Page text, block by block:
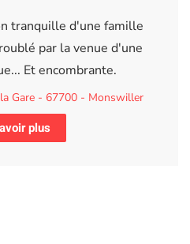
tranquille d'une famille
par la venue d'une
Et encombrante.
Gare - 67700 - Monswiller
plus